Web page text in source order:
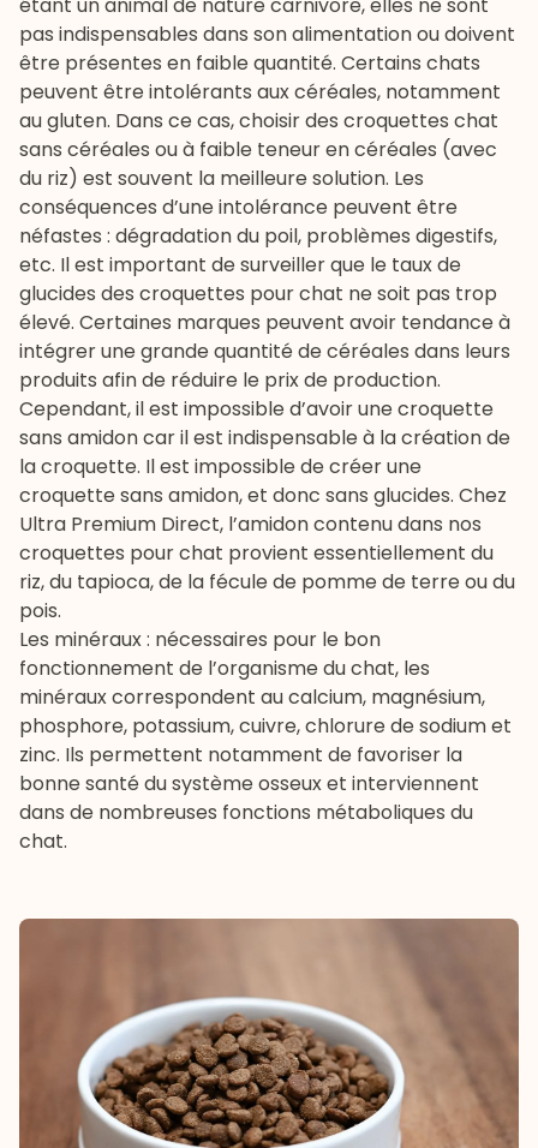
pas indispensables dans son alimentation ou doivent
être présentes en faible quantité. Certains chats
peuvent être intolérants aux céréales, notamment
au gluten. Dans ce cas, choisir des croquettes chat
sans céréales ou à faible teneur en céréales (avec
du riz) est souvent la meilleure solution. Les
conséquences d’une intolérance peuvent être
néfastes : dégradation du poil, problèmes digestifs,
etc. Il est important de surveiller que le taux de
glucides des croquettes pour chat ne soit pas trop
élevé. Certaines marques peuvent avoir tendance à
intégrer une grande quantité de céréales dans leurs
produits afin de réduire le prix de production.
Cependant, il est impossible d’avoir une croquette
sans amidon car il est indispensable à la création de
la croquette. Il est impossible de créer une
croquette sans amidon, et donc sans glucides. Chez
Ultra Premium Direct, l’amidon contenu dans nos
croquettes pour chat provient essentiellement du
riz, du tapioca, de la fécule de pomme de terre ou du
pois.
Les minéraux : nécessaires pour le bon
fonctionnement de l’organisme du chat, les
minéraux correspondent au calcium, magnésium,
phosphore, potassium, cuivre, chlorure de sodium et
zinc. Ils permettent notamment de favoriser la
bonne santé du système osseux et interviennent
dans de nombreuses fonctions métaboliques du
chat.